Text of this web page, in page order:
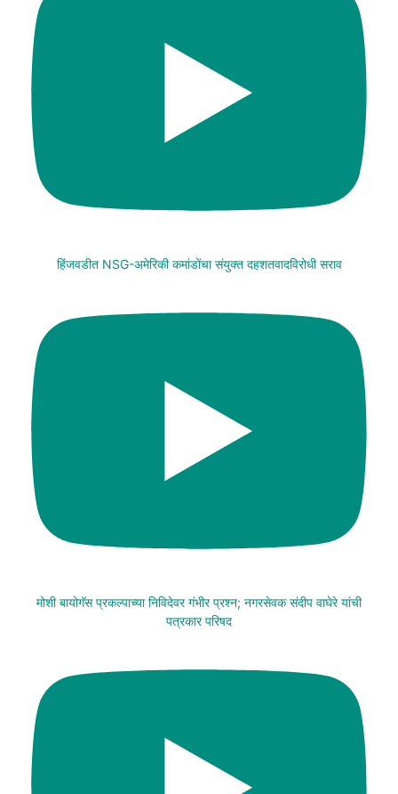
हिंजवडीत NSG-अमेरिकी कमांडोंचा संयुक्त दहशतवादविरोधी सराव
मोशी बायोगॅस प्रकल्पाच्या निविदेवर गंभीर प्रश्न; नगरसेवक संदीप वाघेरे यांची
पत्रकार परिषद